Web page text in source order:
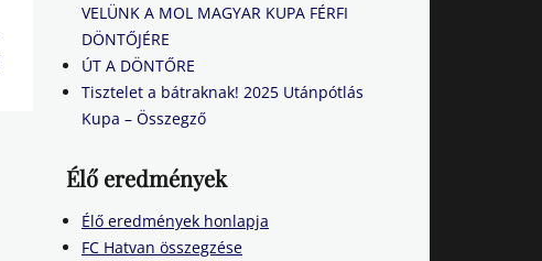
VELÜNK A MOL MAGYAR KUPA FÉRFI
DÖNTŐJÉRE
ÚT A DÖNTŐRE
Tisztelet a bátraknak! 2025 Utánpótlás
Kupa – Összegző
Élő eredmények
Élő eredmények honlapja
FC Hatvan összegzése